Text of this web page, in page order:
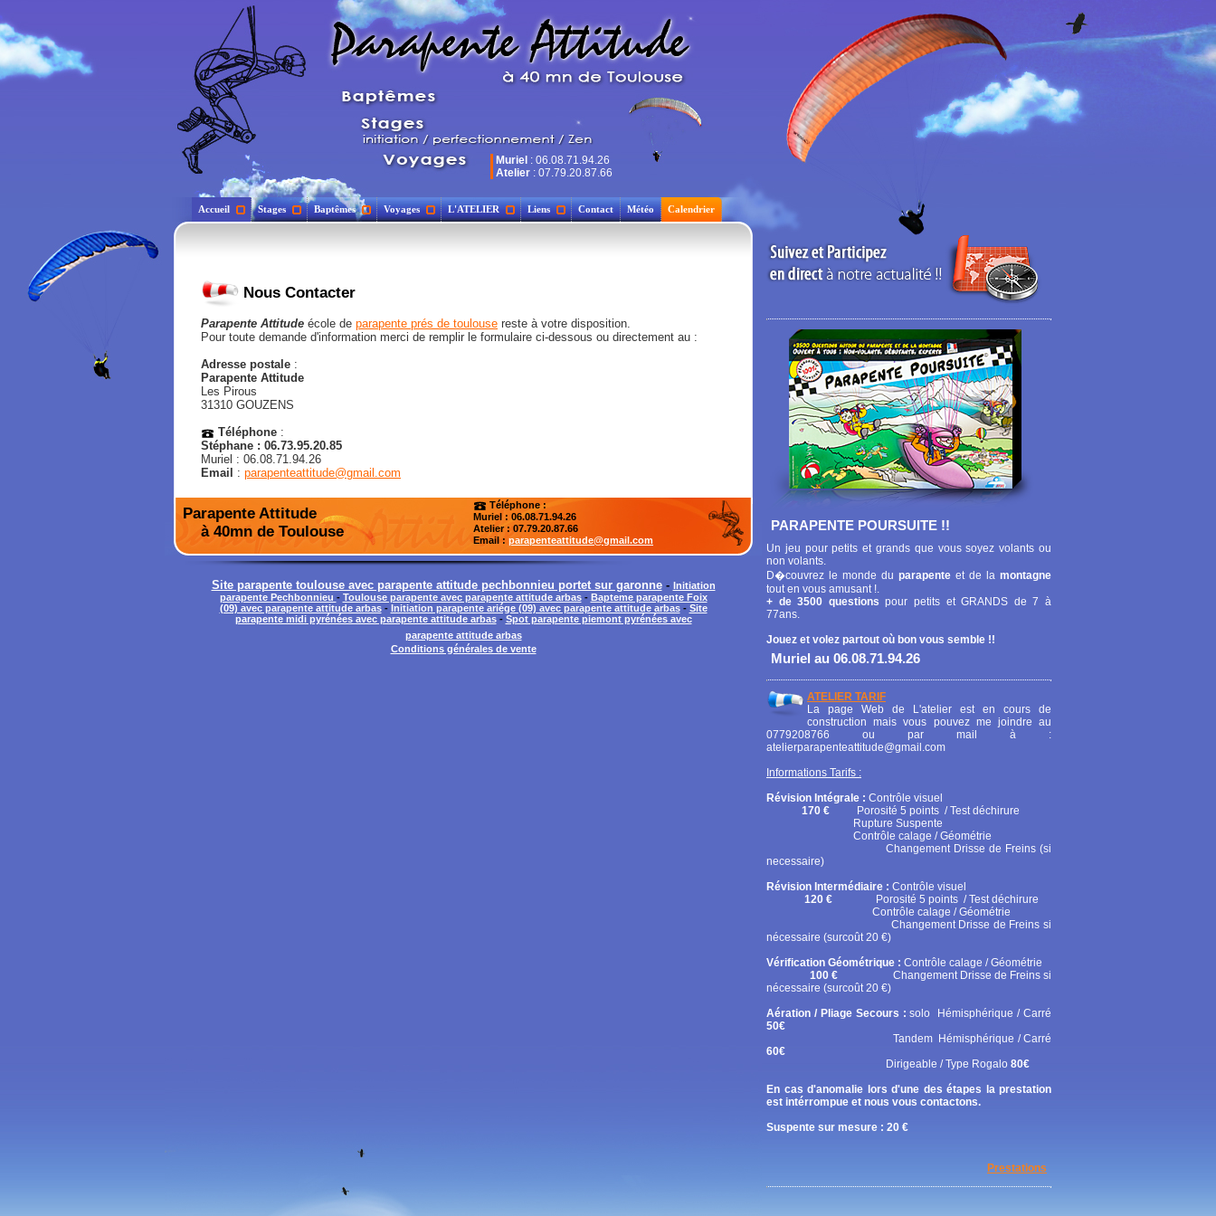
Muriel : 06.08.71.94.26
Atelier : 07.79.20.87.66
Accueil Stages Baptêmes Voyages L'ATELIER Liens Contact Météo Calendrier
Nous Contacter
Parapente Attitude école de parapente prés de toulouse reste à votre disposition.
Pour toute demande d'information merci de remplir le formulaire ci-dessous ou directement au :
Adresse postale :
Parapente Attitude
Les Pirous
31310 GOUZENS
Téléphone :
Stéphane : 06.73.95.20.85
Muriel : 06.08.71.94.26
Email
: parapenteattitude@gmail.com
Parapente Attitude
à 40mn de Toulouse
Téléphone :
Muriel : 06.08.71.94.26
Atelier: 07.79.20.87.66
Email : parapenteattitude@gmail.com
Site parapente toulouse avec parapente attitude pechbonnieu portet sur garonne- Initiation
parapente Pechbonnieu - Toulouse parapente avec parapente attitude arbas- Bapteme parapente Foix
(09) avec parapente attitude arbas- Initiation parapente ariége (09) avec parapente attitude arbas- Site
parapente midi pyrénées avec parapente attitude arbas- Spot parapente piemont pyrénées avec
parapente attitude arbas
Conditions générales de vente
PARAPENTE POURSUITE !!
Un jeu pour petits et grands que vous soyez volants ou
non volants.
D�couvrez le monde du parapente et de la montagne
tout en vous amusant !.
+ de 3500 questions pour petits et GRANDS de 7 à
77ans.
Jouez et volez partout où bon vous semble !!
Muriel au 06.08.71.94.26
ATELIER TARIF
La page Web de L'atelier est en cours de
construction mais vous pouvez me joindre au
0779208766 ou par mail à :
atelierparapenteattitude@gmail.com
Informations Tarifs :
Révision Intégrale : Contrôle visuel
170 € Porosité 5 points / Test déchirure
Rupture Suspente
Contrôle calage / Géométrie
Changement Drisse de Freins (si
necessaire)
Révision Intermédiaire : Contrôle visuel
120 € Porosité 5 points / Test déchirure
Contrôle calage / Géométrie
Changement Drisse de Freins si
nécessaire (surcoût 20 €)
Vérification Géométrique : Contrôle calage / Géométrie
100 € Changement Drisse de Freins si
nécessaire (surcoût 20 €)
Aération / Pliage Secours :solo
Hémisphérique / Carré
50€
Tandem Hémisphérique / Carré
60€
Dirigeable / Type Rogalo 80€
En cas d'anomalie lors d'une des étapes la prestation
est intérrompue et nous vous contactons.
Suspente sur mesure : 20 €
Prestations